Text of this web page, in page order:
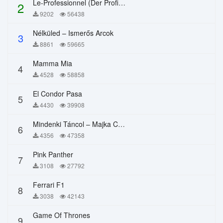
2 Le-Professionnel (Der Profi) – Chi Mai
9202 56438
3 Nélküled – Ismerős Arcok
8861 59665
4 Mamma Mia
4528 58858
5 El Condor Pasa
4430 39908
6 Mindenki Táncol – Majka Curtis, Péter Majoros
4356 47358
7 Pink Panther
3108 27792
8 Ferrari F1
3038 42143
Game Of Thrones